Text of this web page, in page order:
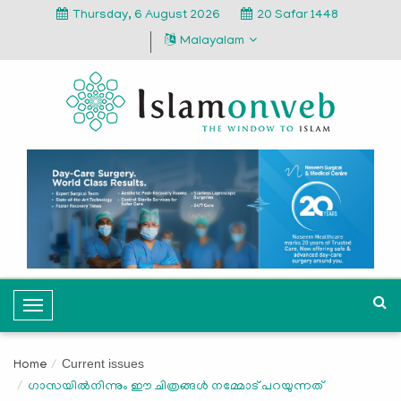
Thursday, 6 August 2026
20 Safar 1448
Malayalam
T
o
g
l
Home Current issues
ഗാസയില്‍നിന്നും ഈ ചിത്രങ്ങള്‍ നമ്മോട് പറയുന്നത്